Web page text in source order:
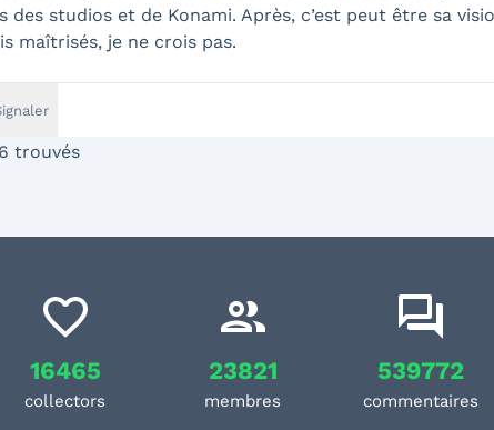
studios et de Konami. Après, c’est peut être sa
maîtrisés, je ne crois pas.
trouvés
16465
collectors
23821
membres
539772
commentaires